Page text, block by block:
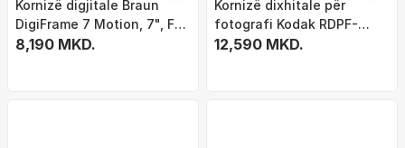
Kornizë digjitale Braun
DigiFrame 7 Motion, 7", Full
HD, e zezë
8,190 MKD.
Kornizë dixhitale për
fotografi Kodak RDPF-
1020W, 16:9, 1024x600, e
12,590 MKD.